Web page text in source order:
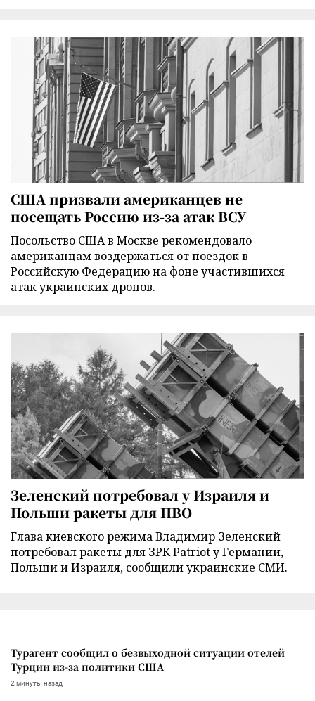
США призвали американцев не
посещать Россию из-за атак ВСУ
Посольство США в Москве рекомендовало
американцам воздержаться от поездок в
Российскую Федерацию на фоне участившихся
атак украинских дронов.
Зеленский потребовал у Израиля и
Польши ракеты для ПВО
Глава киевского режима Владимир Зеленский
потребовал ракеты для ЗРК Patriot у Германии,
Польши и Израиля, сообщили украинские СМИ.
Турагент сообщил о безвыходной ситуации отелей
Турции из-за политики США
2 минуты назад